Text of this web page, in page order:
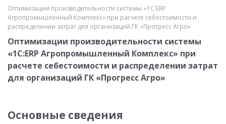
Оптимизации производительности системы «1С:ERP
Агропромышленный Комплекс» при расчете себестоимости и
распределении затрат для организаций ГК «Прогресс Агро»
Оптимизации производительности системы
«1С:ERP Агропромышленный Комплекс» при
расчете себестоимости и распределении затрат
для организаций ГК «Прогресс Агро»
Основные сведения